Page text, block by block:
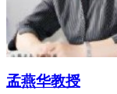
孟燕华教授